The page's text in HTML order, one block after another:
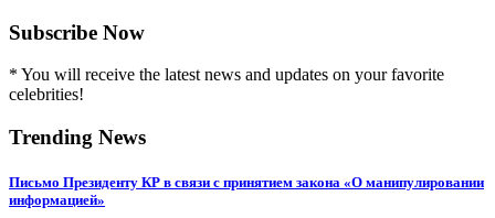
Subscribe Now
* You will receive the latest news and updates on your favorite
celebrities!
Trending News
Письмо Президенту КР в связи с принятием закона «О манипулировании
информацией»